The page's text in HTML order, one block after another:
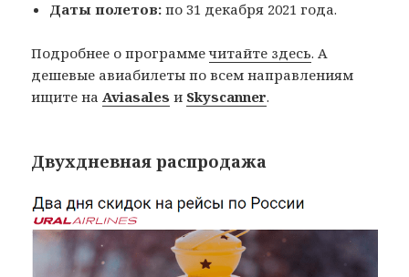
Даты полетов: по 31 декабря 2021 года.
Подробнее о программечитайте здесь. А
дешевые авиабилеты по всем направлениям
ищите наAviasales и Skyscanner.
Двухдневная распродажа